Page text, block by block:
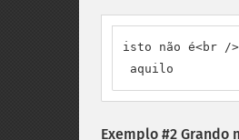
isto não é<br />
aquilo
Exemplo #2 Grando